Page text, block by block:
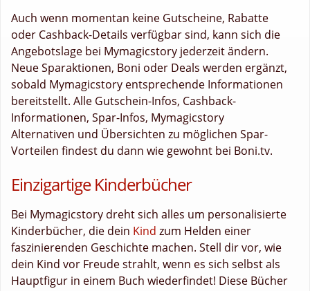
Auch wenn momentan keine Gutscheine, Rabatte
oder Cashback-Details verfügbar sind, kann sich die
Angebotslage bei Mymagicstory jederzeit ändern.
Neue Sparaktionen, Boni oder Deals werden ergänzt,
sobald Mymagicstory entsprechende Informationen
bereitstellt. Alle Gutschein-Infos, Cashback-
Informationen, Spar-Infos, Mymagicstory
Alternativen und Übersichten zu möglichen Spar-
Vorteilen findest du dann wie gewohnt bei Boni.tv.
Einzigartige Kinderbücher
Bei Mymagicstory dreht sich alles um personalisierte
Kinderbücher, die dein Kind zum Helden einer
faszinierenden Geschichte machen. Stell dir vor, wie
dein Kind vor Freude strahlt, wenn es sich selbst als
Hauptfigur in einem Buch wiederfindet! Diese Bücher